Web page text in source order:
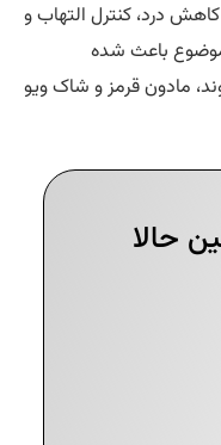
کنترل التهاب و
باعث شده
مادون قرمز و شاک ویو